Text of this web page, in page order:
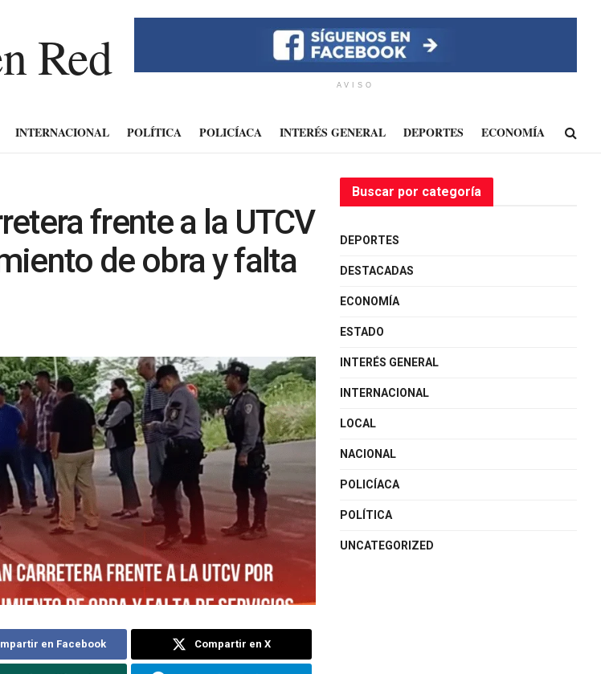
AVISO
INTERNACIONAL POLÍTICA POLICÍACA INTERÉS GENERAL DEPORTES ECONOMÍA
frente a la UTCV
de obra y falta
en Facebook Compartir en X
Buscar por categoría
DEPORTES
DESTACADAS
ECONOMÍA
ESTADO
INTERÉS GENERAL
INTERNACIONAL
LOCAL
NACIONAL
POLICÍACA
POLÍTICA
UNCATEGORIZED